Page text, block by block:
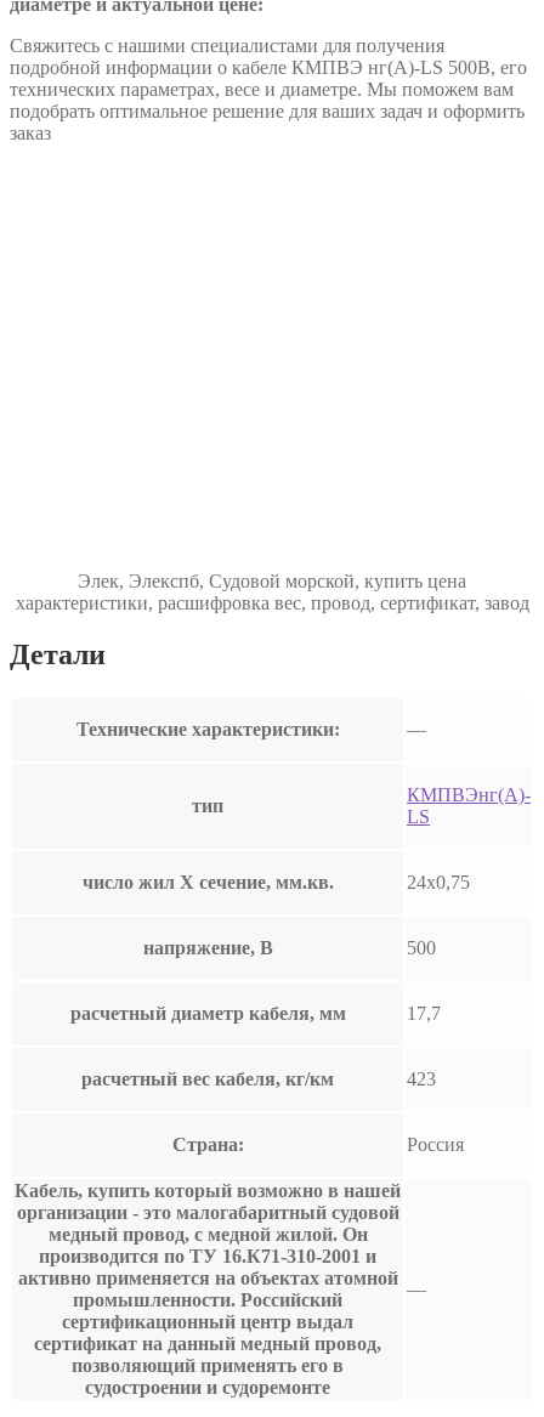
Свяжитесь с нашими специалистами для получения
подробной информации о кабеле КМПВЭ нг(А)-LS 500В, его
технических параметрах, весе и диаметре. Мы поможем вам
подобрать оптимальное решение для ваших задач и оформить
заказ
Элек, Элекспб, Судовой морской, купить цена
характеристики, расшифровка вес, провод, сертификат, завод
Детали
Технические характеристики: —
тип
КМПВЭнг(А)-
LS
число жил Х сечение, мм.кв. 24х0,75
напряжение, В 500
расчетный диаметр кабеля, мм 17,7
расчетный вес кабеля, кг/км 423
Страна: Россия
Кабель, купить который возможно в нашей
организации - это малогабаритный судовой
медный провод, с медной жилой. Он
производится по ТУ 16.К71-310-2001 и
активно применяется на объектах атомной
промышленности. Российский
сертификационный центр выдал
сертификат на данный медный провод,
позволяющий применять его в
судостроении и судоремонте
—